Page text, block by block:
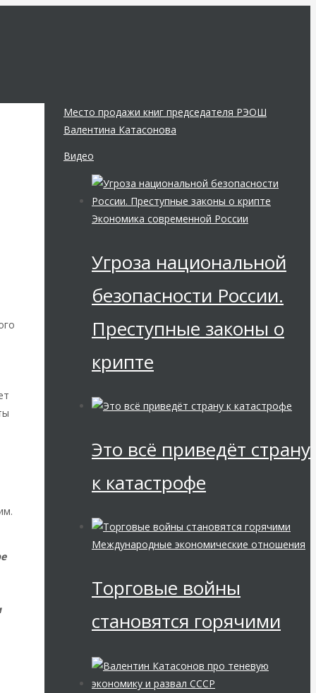
Место продажи книг председателя РЭОШ
Валентина Катасонова
Видео
Экономика современной России
Угроза национальной
безопасности России.
Преступные законы о
крипте
Это всё приведёт страну
к катастрофе
Международные экономические отношения
Торговые войны
становятся горячими